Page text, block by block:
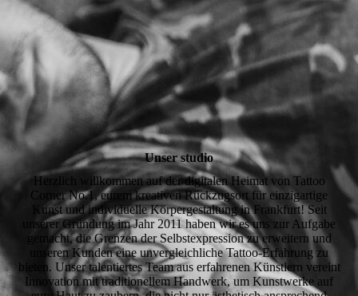
Unser studio
Herzlich willkommen auf der digitalen Heimat von Tattoo
Corner No.1, eurem kreativen Rückzugsort für einzigartige
Kunst und individuelle Körpergestaltung in Frankfurt! Seit
unserer Gründung im Jahr 2011 haben wir es uns zur Aufgabe
gemacht, die Grenzen der Selbstexpression zu erweitern und
unseren Kunden eine unvergleichliche Tattoo-Erfahrung zu
bieten. Unser talentiertes Team aus erfahrenen Künstlern vereint
Innovation mit traditionellem Handwerk, um Kunstwerke auf